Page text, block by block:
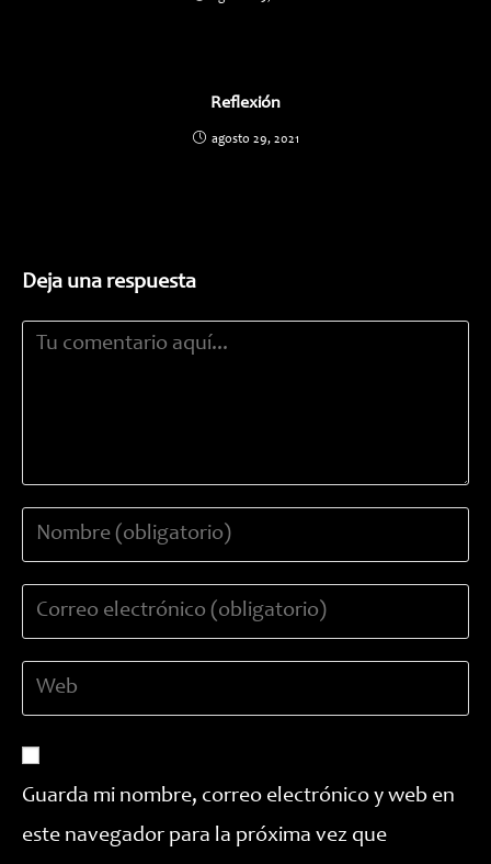
Reflexión
agosto 29, 2021
Deja una respuesta
Comentario
usuario
para
de
para
comentar
(opcional)
Guarda mi nombre, correo electrónico y web en
este navegador para la próxima vez que